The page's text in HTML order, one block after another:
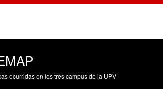
ocurridas en los tres campus de la UPV